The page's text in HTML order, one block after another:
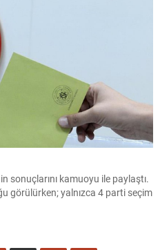
sonuçlarını kamuoyu ile paylaştı.
görülürken; yalnızca 4 parti seçim